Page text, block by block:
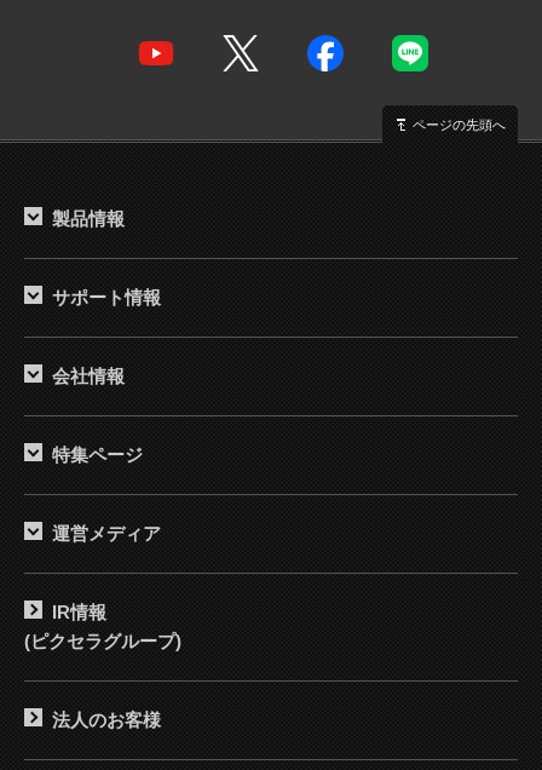
ページの先頭へ
製品情報
サポート情報
会社情報
特集ページ
運営メディア
IR情報
(ピクセラグループ)
法人のお客様